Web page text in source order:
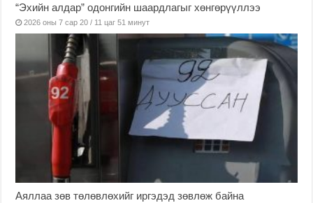
“Эхийн алдар” одонгийн шаардлагыг хөнгөрүүллээ
2026 оны 7 сар 20 / 11 цаг 51 минут
Аяллаа зөв төлөвлөхийг иргэдэд зөвлөж байна